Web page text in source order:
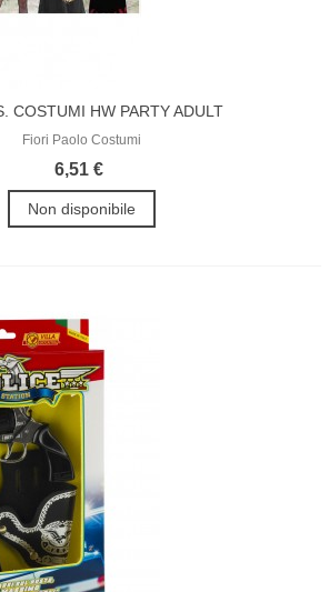
COSTUMI HW PARTY ADULT
Fiori Paolo Costumi
6,51 €
Non disponibile